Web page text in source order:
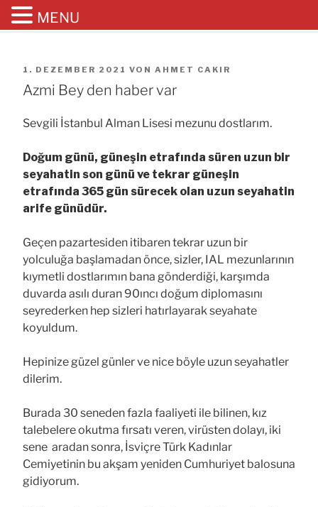
springenVERÖFFENTLICHT
AM
1. DEZEMBER 2021 VON AHMET CAKIR
Azmi Bey den haber var
Sevgili İstanbul Alman Lisesi mezunu dostlarım.
Doğum günü, güneşin etrafında süren uzun bir
seyahatin son günü ve tekrar güneşin
etrafında 365 gün sürecek olan uzun seyahatin
arife günüdür.
Geçen pazartesiden itibaren tekrar uzun bir
yolculuğa başlamadan önce, sizler, IAL mezunlarının
kıymetli dostlarımın bana gönderdiği, karşımda
duvarda asılı duran 90ıncı doğum diplomasını
seyrederken hep sizleri hatırlayarak seyahate
koyuldum.
Hepinize güzel günler ve nice böyle uzun seyahatler
dilerim.
Burada 30 seneden fazla faaliyeti ile bilinen, kız
talebelere okutma fırsatı veren, virüsten dolayı, iki
sene aradan sonra, İsviçre Türk Kadınlar
Cemiyetinin bu akşam yeniden Cumhuriyet balosuna
gidiyorum.
MENU